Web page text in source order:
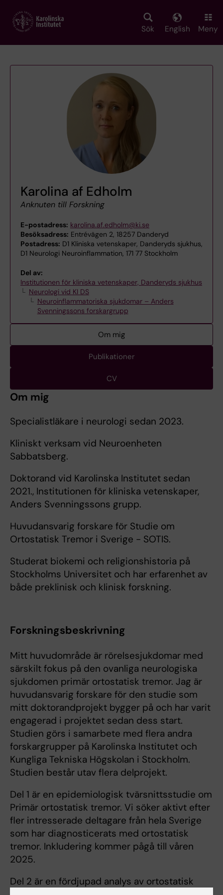
main
Sök English Meny
Karolina af Edholm
Anknuten till Forskning
E-postadress: karolina.af.edholm@ki.se
Besöksadress: Entrévägen 2, 18257 Danderyd
Postadress: D1 Kliniska vetenskaper, Danderyds sjukhus,
D1 Neurologi Neuroinflammation, 171 77 Stockholm
Del av:
Institutionen för kliniska vetenskaper, Danderyds sjukhus
Neurologi vid KI DS
Neuroinflammatoriska sjukdomar – Anders
Svenningssons forskargrupp
Om mig
Publikationer
CV
Om mig
Specialistläkare i neurologi sedan 2023.
Kliniskt verksam vid Neuroenheten
Sabbatsberg.
Doktorand vid Karolinska Institutet sedan
2021., Institutionen för kliniska vetenskaper,
Anders Svenningssons grupp.
Huvudansvarig forskare för Studie om
Ortostatisk Tremor i Sverige - SOTIS.
Studerat biokemi och religionshistoria på
Stockholms Universitet och har erfarenhet av
både preklinisk och klinisk forskning.
Forskningsbeskrivning
Mitt huvudområde är rörelsesjukdomar med
särskilt fokus på den ovanliga neurologiska
sjukdomen primär ortostatisk tremor. Jag är
huvudansvarig forskare för den studie som
mitt doktorandprojekt bygger på och har varit
engagerad i projektet sedan dess start.
Studien görs i samarbete med flera andra
forskargrupper på Karolinska Institutet och
Kungliga Tekniska Högskolan i Stockholm.
Studien består utav flera delprojekt.
Del 1 är en epidemiologisk tvärsnittsstudie om
Primär ortostatisk tremor. Vi söker aktivt efter
fler intresserade deltagare från hela Sverige
som har diagnosticerats med ortostatisk
tremor. Inkludering kommer pågå till våren
2025.
Del 2 är en fördjupad analys av ortostatisk